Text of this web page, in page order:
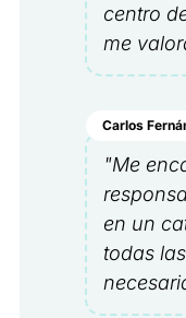
centro
me
Carlos
"Me
en un
todas